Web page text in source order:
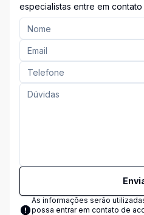
especialistas entre em contato
As informações serão
possa entrar em contato de